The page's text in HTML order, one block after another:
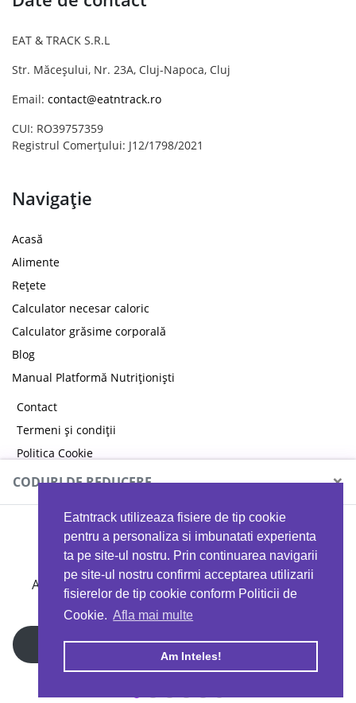
Eatntrack utilizeaza fisiere de tip cookie
pentru a personaliza si imbunatati experienta
ta pe site-ul nostru. Prin continuarea navigarii
pe site-ul nostru confirmi acceptarea utilizarii
fisierelor de tip cookie conform Politicii de
Cookie. Afla mai multe
Am Inteles!
EAT & TRACK S.R.L
Str. Măceșului, Nr. 23A, Cluj-Napoca, Cluj
Email: contact@eatntrack.ro
CUI: RO39757359
Registrul Comerțului: J12/1798/2021
Navigație
Acasă
Alimente
Rețete
Calculator necesar caloric
Calculator grăsime corporală
Blog
Manual Platformă Nutriționiști
Contact
Termeni și condiții
Politica Cookie
Politica de confidențialitate
Copyright © 2026 EAT & TRACK S.R.L
CODURI DE REDUCERE ×
MYPROTEIN
Ai 40%reducere la orice comandă folosind codul
EATTRACK
Profită acum